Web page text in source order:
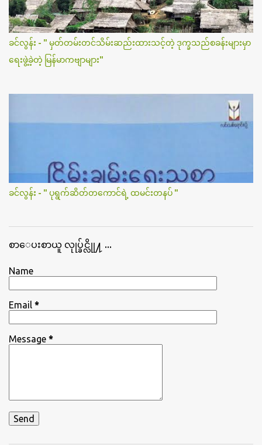
ခင်လွန်း - " မှတ်တမ်းတင်သိမ်းဆည်းထားသင့်တဲ့ ဒုက္ခသည်စခန်းများမှာ
ရေးဖွဲ့ခဲ့တဲ့ မြန်မာကဗျာများ"
ခင်လွန်း - " ပုရွက်ဆိတ်တကောင်ရဲ့ ထမင်းတနပ် "
စာေပးစာယူ လုုပ္ခ်င္လိုု႔ ...
Name
Email *
Message *